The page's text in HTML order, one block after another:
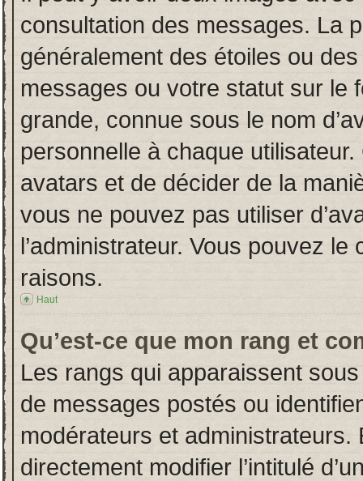
consultation des messages. La
généralement des étoiles ou
messages ou votre statut sur le
grande, connue sous le nom
personnelle à chaque utilisateur.
avatars et de décider de la
vous ne pouvez pas utiliser
l’administrateur. Vous pouvez
raisons.
Haut
Qu’est-ce que mon rang et
Les rangs qui apparaissent
de messages postés ou
modérateurs et
directement modifier l’intitulé